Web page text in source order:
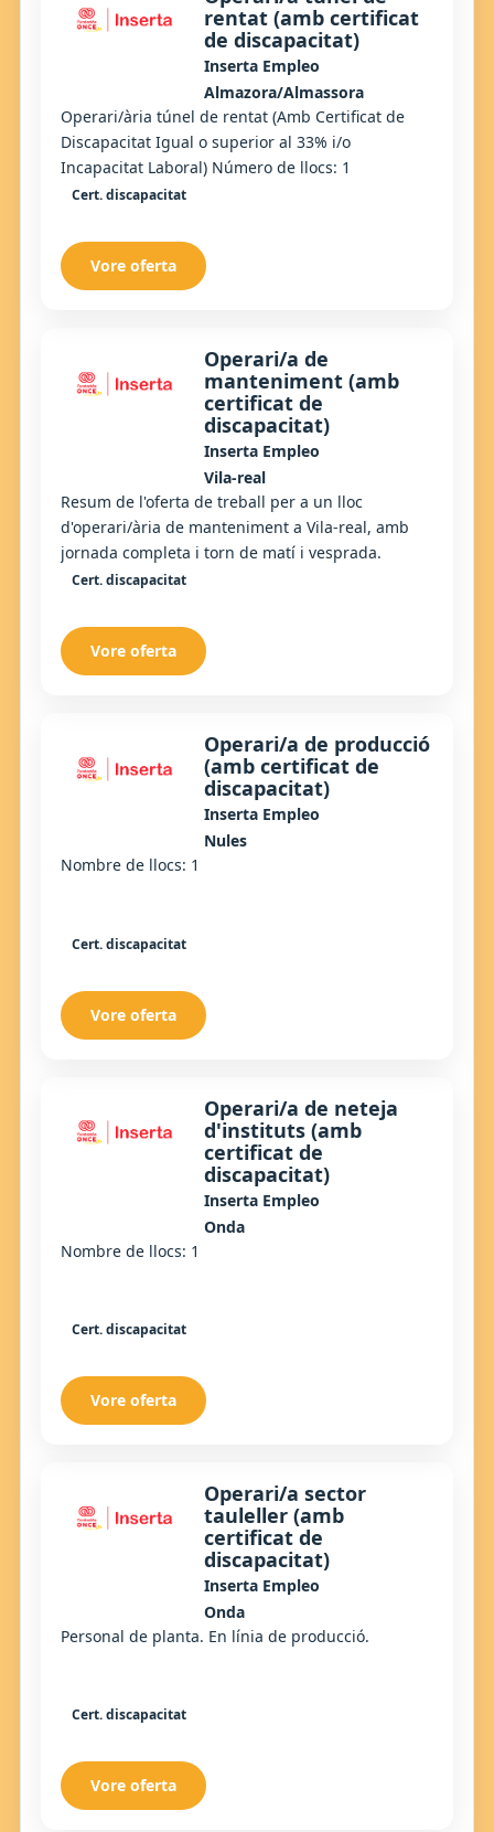
rentat (amb certificat
de discapacitat)
Inserta Empleo
Almazora/Almassora
Operari/ària túnel de rentat (Amb Certificat de
Discapacitat Igual o superior al 33% i/o
Incapacitat Laboral) Número de llocs: 1
Cert. discapacitat
Vore oferta
Operari/a de
manteniment (amb
certificat de
discapacitat)
Inserta Empleo
Vila-real
Resum de l'oferta de treball per a un lloc
d'operari/ària de manteniment a Vila-real, amb
jornada completa i torn de matí i vesprada.
Cert. discapacitat
Vore oferta
Operari/a de producció
(amb certificat de
discapacitat)
Inserta Empleo
Nules
Nombre de llocs: 1
Cert. discapacitat
Vore oferta
Operari/a de neteja
d'instituts (amb
certificat de
discapacitat)
Inserta Empleo
Onda
Nombre de llocs: 1
Cert. discapacitat
Vore oferta
Operari/a sector
tauleller (amb
certificat de
discapacitat)
Inserta Empleo
Onda
Personal de planta. En línia de producció.
Cert. discapacitat
Vore oferta